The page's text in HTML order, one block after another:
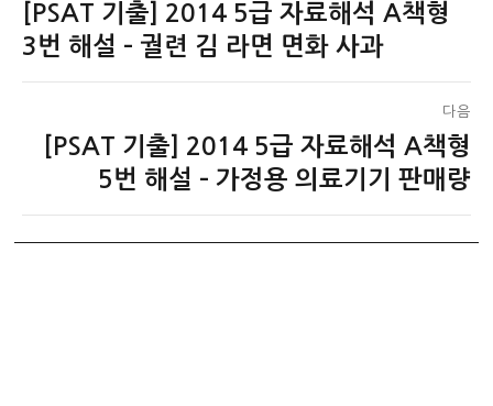
탐
색
이
전
[PSAT 기출] 2014 5급 자료해석 A책형
3번 해설 – 궐련 김 라면 면화 사과
다음
[PSAT 기출] 2014 5급 자료해석 A책형
5번 해설 – 가정용 의료기기 판매량